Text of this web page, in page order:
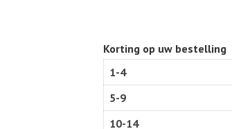
Korting op uw bestelling
1-4
5-9
10-14